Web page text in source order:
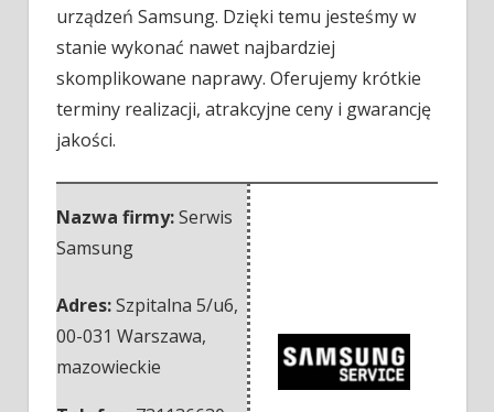
urządzeń Samsung. Dzięki temu jesteśmy w
stanie wykonać nawet najbardziej
skomplikowane naprawy. Oferujemy krótkie
terminy realizacji, atrakcyjne ceny i gwarancję
jakości.
Nazwa firmy:Serwis
Samsung
Adres:Szpitalna 5/u6,
00-031 Warszawa,
mazowieckie